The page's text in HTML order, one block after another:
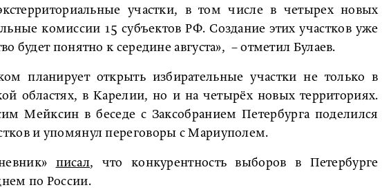
участки, в том числе в четырех новых
комиссии 15 субъектов РФ. Создание этих участков уже
будет понятно к середине августа», – отметил Булаев.
планирует открыть избирательные участки не только в
областях, в Карелии, но и на четырёх новых территориях.
Мейксин в беседе с Заксобранием Петербурга поделился
и упомянул переговоры с Мариуполем.
писал, что конкурентность выборов в Петербурге
по России.